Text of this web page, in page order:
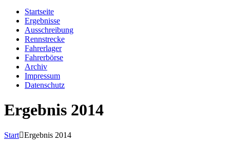
springen
(Enter
drücken)
Startseite
Ergebnisse
Ausschreibung
Rennstrecke
Fahrerlager
Fahrerbörse
Archiv
Impressum
Datenschutz
Ergebnis 2014
Start Ergebnis 2014